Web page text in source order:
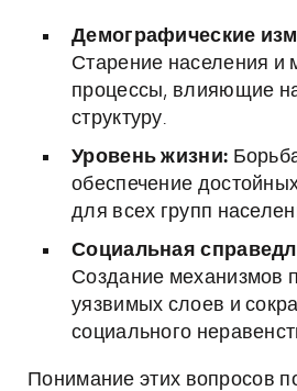
Демографические
Старение населения и
процессы, влияющие
структуру.
Уровень жизни:
обеспечение
для всех групп
Социальная
Создание механизмов
уязвимых слоев и
социального
Понимание этих вопросов